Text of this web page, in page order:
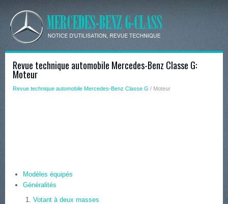
Revue technique automobile Mercedes-Benz Classe G:
Moteur
Revue technique automobile Mercedes-Benz Classe G / Moteur
Modèles équipés
Généralités
Votant à deux masses